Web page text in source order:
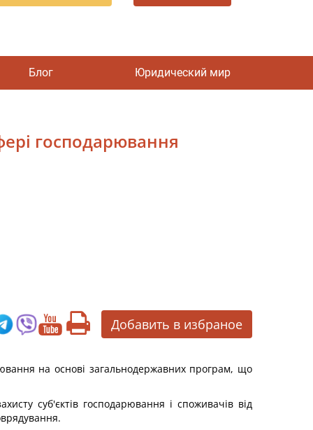
Блог Юридический мир
господарювання
Добавить в избраное
на основі загальнодержавних програм, що
суб'єктів господарювання і споживачів від